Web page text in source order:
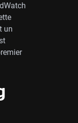
un